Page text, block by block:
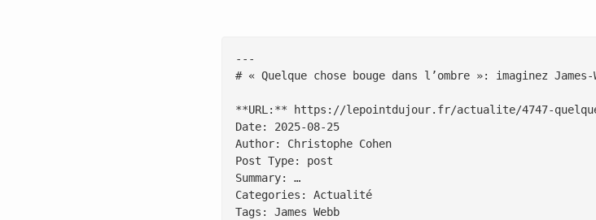
---
# « Quelque chose bouge dans l’ombre »: imaginez
**URL:** https://lepointdujour.fr/actualite/4747-quelque-
Date: 2025-08-25
Author: Christophe Cohen
Post Type: post
Summary: …
Categories: Actualité
Tags: James Webb